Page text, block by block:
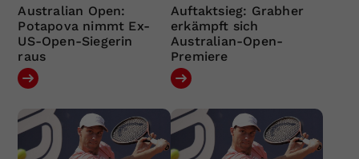
Australian Open:
Potapova nimmt Ex-
US-Open-Siegerin
raus
Auftaktsieg: Grabher
erkämpft sich
Australian-Open-
Premiere